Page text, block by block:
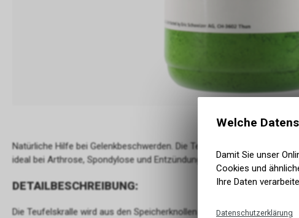
Natürliche Hilfe bei Gelenkbeschwerden. Die Teufelskralle unterstützt
ideal bei Arthrose, Spondylose und Entzündungen.
DETAILBESCHREIBUNG:
Die Teufelskralle wird aus den Speicherknollen der Wurzeln gewonnen
Welche
Damit Sie unser
Cookies und
Ihre Daten
Datenschutzerklärung